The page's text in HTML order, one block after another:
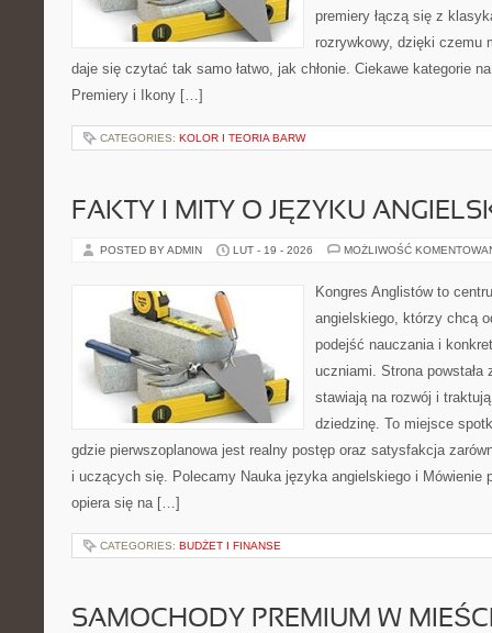
premiery łączą się z
rozrywkowy, dzięki czemu
daje się czytać tak samo łatwo, jak chłonie. Ciekawe kategorie
Premiery i Ikony […]
CATEGORIES: KOLOR I TEORIA BARW
FAKTY I MITY O JĘZYKU
POSTED BY ADMIN LUT - 19 - 2026 MOŻLIWOŚĆ
Kongres Anglistów to
angielskiego, którzy chcą
podejść nauczania i
uczniami. Strona
stawiają na rozwój i
dziedzinę. To miejsce
gdzie pierwszoplanowa jest realny postęp oraz satysfakcja
i uczących się. Polecamy Nauka języka angielskiego i Mówienie
opiera się na […]
CATEGORIES: BUDŻET I FINANSE
SAMOCHODY PREMIUM W